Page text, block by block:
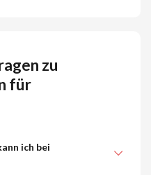
zu
für
ich bei